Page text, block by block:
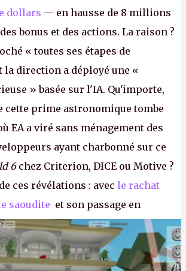
dollars — en hausse de 8 millions
bonus et des actions. La raison ?
« toutes ses étapes de
la direction a déployé une «
» basée sur l'IA. Qu'importe,
cette prime astronomique tombe
EA a viré sans ménagement des
ayant charbonné sur ce
6chez Criterion, DICE ou Motive ?
ces révélations : avec le rachat
saoudite et son passage en
n'aura bientôt plus
ses bilans. Encore une
transparence.P.